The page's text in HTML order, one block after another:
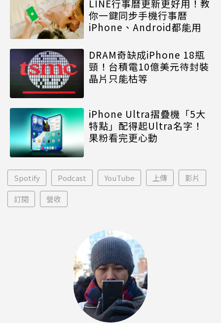
LINE行事曆更新更好用！教
你一鍵同步手機行事曆
iPhone、Android都能用
DRAM奇缺成iPhone 18瓶
頸！台積電10億美元待封裝
晶片只能枯等
iPhone Ultra摺疊機「5大
特點」配得起Ultra名字！
果粉看完更心動
Spotify Podcast YouTube 上傳 影片
訂閱 營收